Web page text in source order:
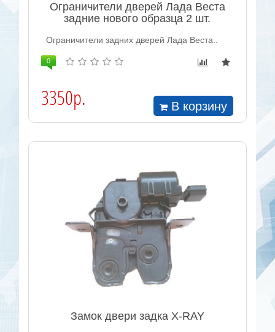
Ограничители дверей Лада Веста
задние нового образца 2 шт.
Ограничители задних дверей Лада Веста..
0
3350р. В корзину
Замок двери задка X-RAY